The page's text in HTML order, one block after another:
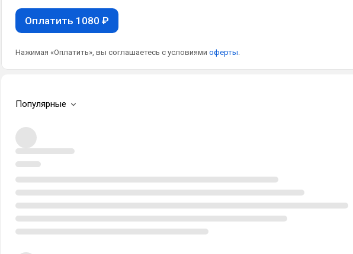
Оплатить 1080 ₽
Нажимая «Оплатить», вы соглашаетесь с условиями оферты.
Популярные